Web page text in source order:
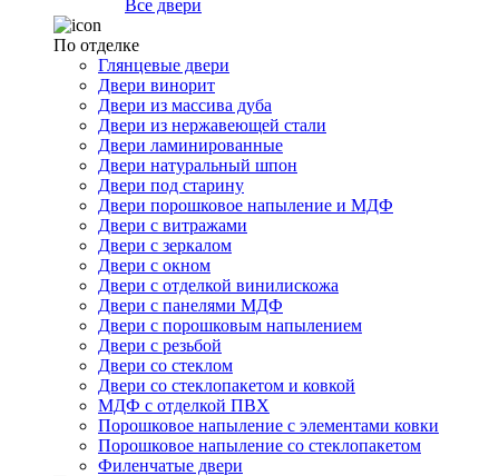
Все двери
По отделке
Глянцевые двери
Двери винорит
Двери из массива дуба
Двери из нержавеющей стали
Двери ламинированные
Двери натуральный шпон
Двери под старину
Двери порошковое напыление и МДФ
Двери с витражами
Двери с зеркалом
Двери с окном
Двери с отделкой винилискожа
Двери с панелями МДФ
Двери с порошковым напылением
Двери с резьбой
Двери со стеклом
Двери со стеклопакетом и ковкой
МДФ с отделкой ПВХ
Порошковое напыление с элементами ковки
Порошковое напыление со стеклопакетом
Филенчатые двери